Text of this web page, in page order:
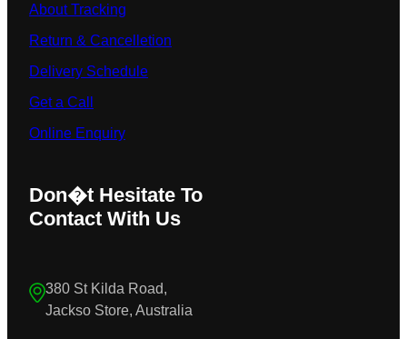
About Tracking
Return & Cancelletion
Delivery Schedule
Get a Call
Online Enquiry
Don�t Hesitate To
Contact With Us
380 St Kilda Road,
Jackso Store, Australia